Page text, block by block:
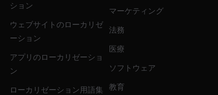
ション
ウェブサイトのローカリゼ
ーション
アプリのローカリゼーショ
ン
ローカリゼーション用語集
マーケティング
法務
医療
ソフトウェア
教育